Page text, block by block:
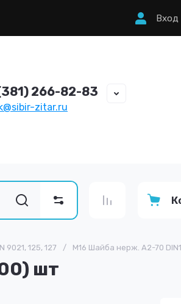
Вход
266-82-83
zitar.ru
125, 127 / М16 Шайба нерж. А2-70
шт